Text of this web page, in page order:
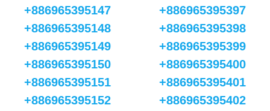
+886965395147
+886965395148
+886965395149
+886965395150
+886965395151
+886965395152
+886965395397
+886965395398
+886965395399
+886965395400
+886965395401
+886965395402